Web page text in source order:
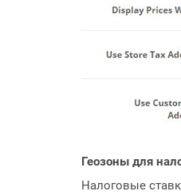
Геозоны для
Налоговые